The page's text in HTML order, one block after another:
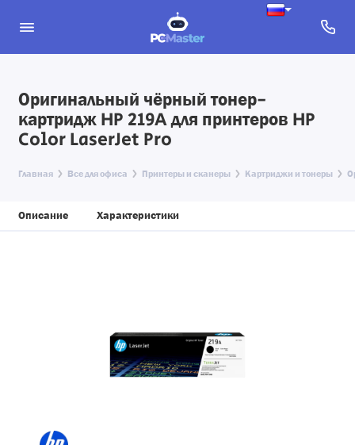
Оригинальный чёрный тонер-
картридж HP 219A для принтеров HP
Color LaserJet Pro
Главная Все для офиса Принтеры и сканеры Картриджи и тонеры
Описание Характеристики